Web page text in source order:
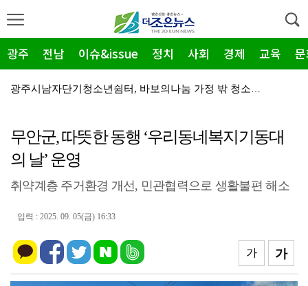
광주 전남 이슈&issue 정치 사회 경제 교육
광주시남자단기청소년쉼터, 바보의나눔 가정 밖 청소년 A…
광양제철소, 독거노인 마음이음 4천만원 사업비 전달
광산구자원봉사센터, 폭염 '심각'…통합지원단 출정
중소벤처기업부, 2026년 지방소멸대응 유공 포상 후보…
전남광주특별시 광산구, '자원순환 시민실천단' 가동
광산구, 청년 1인 가구 '나도 한 끼' 영양 교육
장성군, 2027년 '농번기 해결사' 외국인 계절근로자…
무안군, 따뜻한 동행 ‘우리동네복지기동대
의 날’ 운영
취약계층 주거환경 개선, 민관협력으로 생활불편 해소
입력 : 2025. 09. 05(금) 16:33
가
가